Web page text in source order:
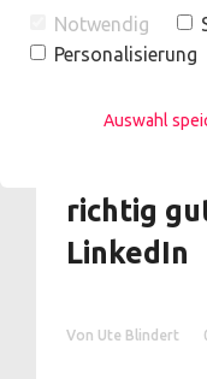
Shares
So
richtig
LinkedIn
Von Ute Blindert
Notwendig
Personalisierung
Auswahl